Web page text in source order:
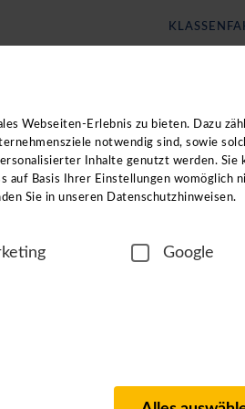
Zugang zu unseren
In unseren ca. einstündigen
Webseiten-Erlebnis zu bieten. Dazu
notwendig sind, sowie
Inhalte genutzt werden. Sie
auf Basis Ihrer Einstellungen womöglich
Sie in unseren Datenschutzhinweisen.
Google